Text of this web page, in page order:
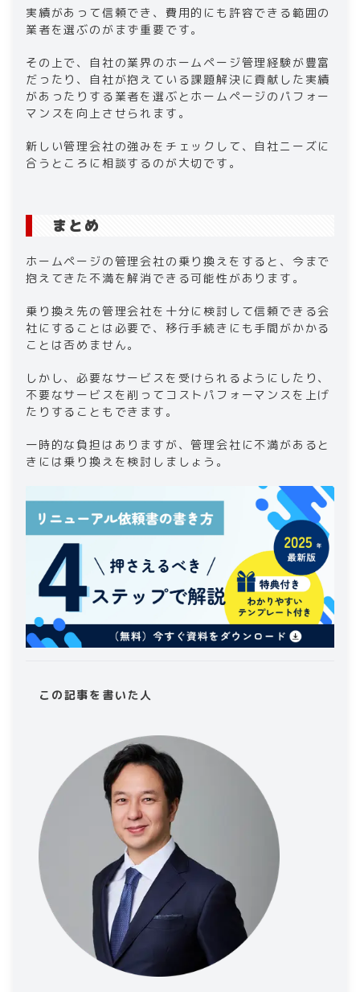
実績があって信頼でき、費用的にも許容できる範囲の
業者を選ぶのがまず重要です。
その上で、自社の業界のホームページ管理経験が豊富
だったり、自社が抱えている課題解決に貢献した実績
があったりする業者を選ぶとホームページのパフォー
マンスを向上させられます。
新しい管理会社の強みをチェックして、自社ニーズに
合うところに相談するのが大切です。
まとめ
ホームページの管理会社の乗り換えをすると、今まで
抱えてきた不満を解消できる可能性があります。
乗り換え先の管理会社を十分に検討して信頼できる会
社にすることは必要で、移行手続きにも手間がかかる
ことは否めません。
しかし、必要なサービスを受けられるようにしたり、
不要なサービスを削ってコストパフォーマンスを上げ
たりすることもできます。
一時的な負担はありますが、管理会社に不満があると
きには乗り換えを検討しましょう。
この記事を書いた人